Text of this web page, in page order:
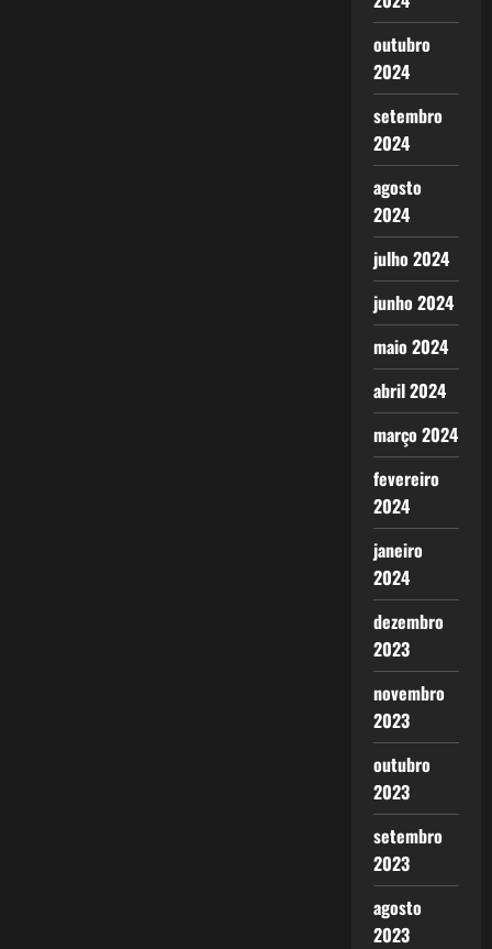
outubro
2024
setembro
2024
agosto
2024
julho 2024
junho 2024
maio 2024
abril 2024
março 2024
fevereiro
2024
janeiro
2024
dezembro
2023
novembro
2023
outubro
2023
setembro
2023
agosto
2023